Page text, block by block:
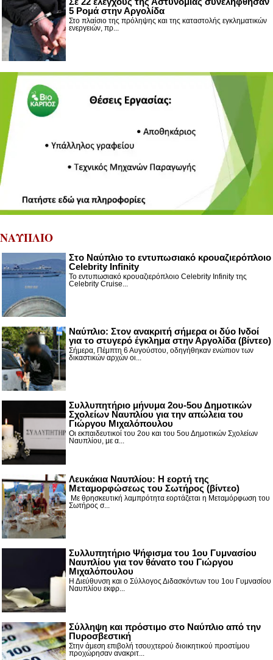
5 Ρομά στην Αργολίδα
Στο πλαίσιο της πρόληψης και της καταστολής εγκληματικών
ενεργειών, πρ...
ΝΑΥΠΛΙΟ
Στο Ναύπλιο το εντυπωσιακό κρουαζιερόπλοιο
Celebrity Infinity
Το εντυπωσιακό κρουαζιερόπλοιο Celebrity Infinity της
Celebrity Cruise...
Nαύπλιο: Στον ανακριτή σήμερα οι δύο Ινδοί
για το στυγερό έγκλημα στην Αργολίδα (βίντεο)
Σήμερα, Πέμπτη 6 Αυγούστου, οδηγήθηκαν ενώπιον των
δικαστικών αρχών οι...
Συλλυπητήριο μήνυμα 2ου-5ου Δημοτικών
Σχολείων Ναυπλίου για την απώλεια του
Γιώργου Μιχαλόπουλου
Οι εκπαιδευτικοί του 2ου και του 5ου Δημοτικών Σχολείων
Ναυπλίου, με α...
Λευκάκια Ναυπλίου: Η εορτή της
Μεταμορφώσεως του Σωτήρος (βίντεο)
Με θρησκευτική λαμπρότητα εορτάζεται η Μεταμόρφωση του
Σωτήρος σ...
Συλλυπητήριο Ψήφισμα του 1ου Γυμνασίου
Ναυπλίου για τον θάνατο του Γιώργου
Μιχαλόπουλου
Η Διεύθυνση και ο Σύλλογος Διδασκόντων του 1ου Γυμνασίου
Ναυπλίου εκφρ...
Σύλληψη και πρόστιμο στο Ναύπλιο από την
Πυροσβεστική
Στην άμεση επιβολή τσουχτερού διοικητικού προστίμου
προχώρησαν ανακριτ...